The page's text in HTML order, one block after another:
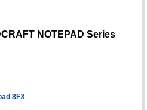
NOTEPAD Series
8FX